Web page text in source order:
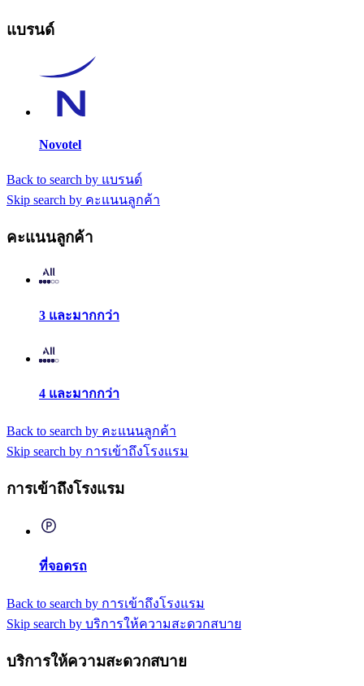
แบรนด์
Novotel
Back to search by แบรนด์
Skip search by คะแนนลูกค้า
คะแนนลูกค้า
3 และมากกว่า
4 และมากกว่า
Back to search by คะแนนลูกค้า
Skip search by การเข้าถึงโรงแรม
การเข้าถึงโรงแรม
ที่จอดรถ
Back to search by การเข้าถึงโรงแรม
Skip search by บริการให้ความสะดวกสบาย
บริการให้ความสะดวกสบาย